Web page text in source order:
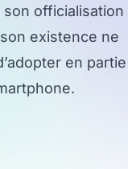
son officialisation
existence ne
en partie